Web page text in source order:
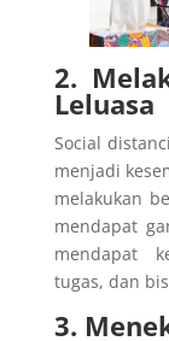
2.
Leluasa
Social
menjadi
melakukan
mendapat
mendapat
tugas, dan
3.